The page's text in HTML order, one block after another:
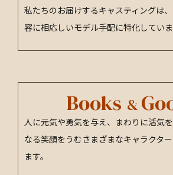
私たちのお届けするキャスティングは
容に相応しいモデル手配に特化していま
Books &
人に元気や勇気を与え、まわりに活気
なる笑顔をうむさまざまなキャラクタ
ます。